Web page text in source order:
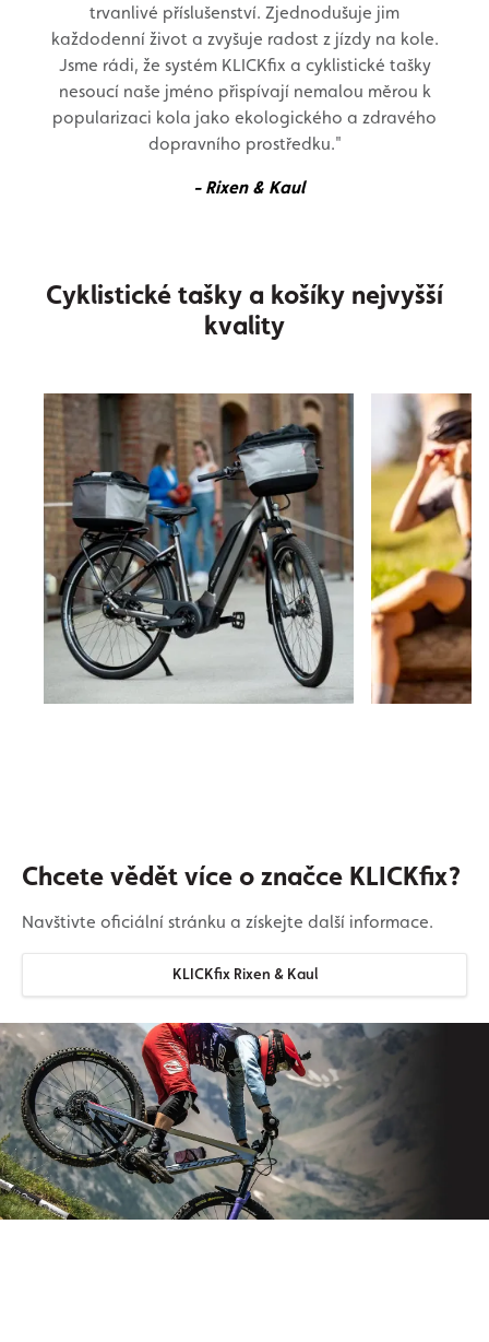
trvanlivé příslušenství. Zjednodušuje jim
každodenní život a zvyšuje radost z jízdy na kole.
Jsme rádi, že systém KLICKfix a cyklistické tašky
nesoucí naše jméno přispívají nemalou měrou k
popularizaci kola jako ekologického a zdravého
dopravního prostředku."
- Rixen & Kaul
Cyklistické tašky a košíky nejvyšší
kvality
Chcete vědět více o značce KLICKfix?
Navštivte oficiální stránku a získejte další informace.
KLICKfix Rixen & Kaul